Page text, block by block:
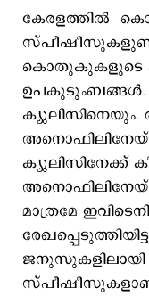
കേരളത്തിൽ
കൊതുകുകളുടെ
ഉപകുടുംബങ്ങൾ.
ക്യുലിസിനെയും.
ക്യുലിസിനേക്ക്‌
മാത്രമേ